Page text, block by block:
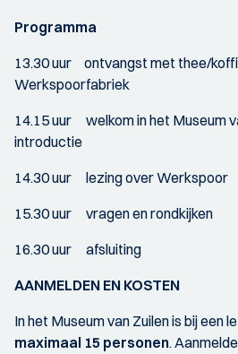
Programma
13.30 uur ontvangst met thee/
Werkspoorfabriek
14.15 uur welkom in het Museum
introductie
14.30 uur lezing over Werkspoor
15.30 uur vragen en rondkijken
16.30 uur afsluiting
AANMELDEN EN KOSTEN
In het Museum van Zuilen is bij een
maximaal 15 personen.